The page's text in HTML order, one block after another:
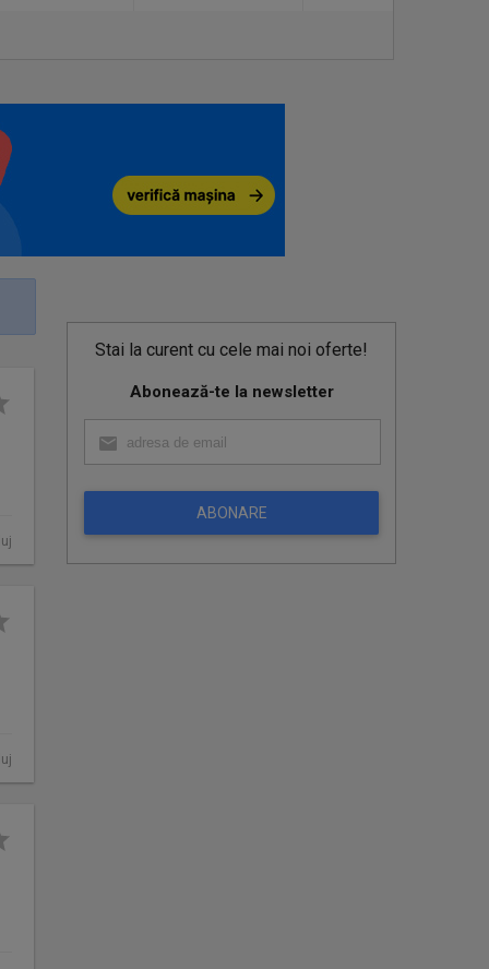
Stai la curent cu cele mai noi oferte!
Abonează-te la newsletter
ABONARE